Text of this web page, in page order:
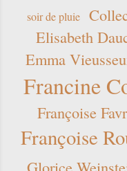
soir de pluie
Elisabeth
Emma
Francine
Françoise
Françoise